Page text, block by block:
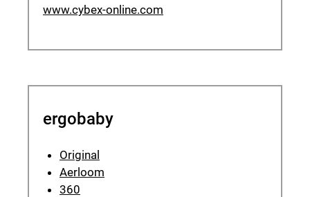
www.cybex-online.com
ergobaby
Original
Aerloom
360